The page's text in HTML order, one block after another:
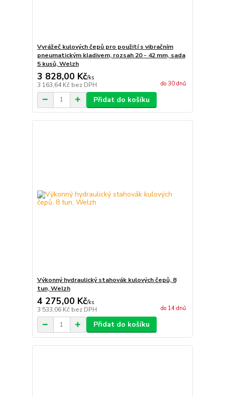
Vyrážeč kulových čepů pro použití s vibračním
pneumatickým kladivem, rozsah 20 - 42 mm, sada
5 kusů, Welzh
3 828,00 Kč/ks
3 163,64 Kč bez DPH do 30 dnů
Přidat do košíku
Výkonný hydraulický stahovák kulových čepů, 8
tun, Welzh
4 275,00 Kč/ks
3 533,06 Kč bez DPH do 14 dnů
Přidat do košíku